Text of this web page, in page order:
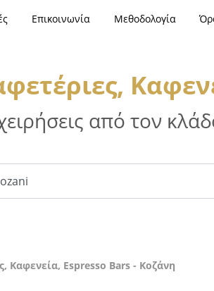
Επικοινωνία Μεθοδολογία
από τον
Καφενεία, Espresso Bars - Κοζάνη